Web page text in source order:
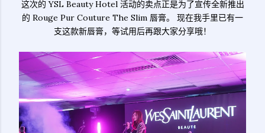
这次的 YSL Beauty Hotel 活动的卖点正是为了宣传全新推出
的 Rouge Pur Couture The Slim 唇膏。 现在我手里已有一
支这款新唇膏，等试用后再跟大家分享哦！